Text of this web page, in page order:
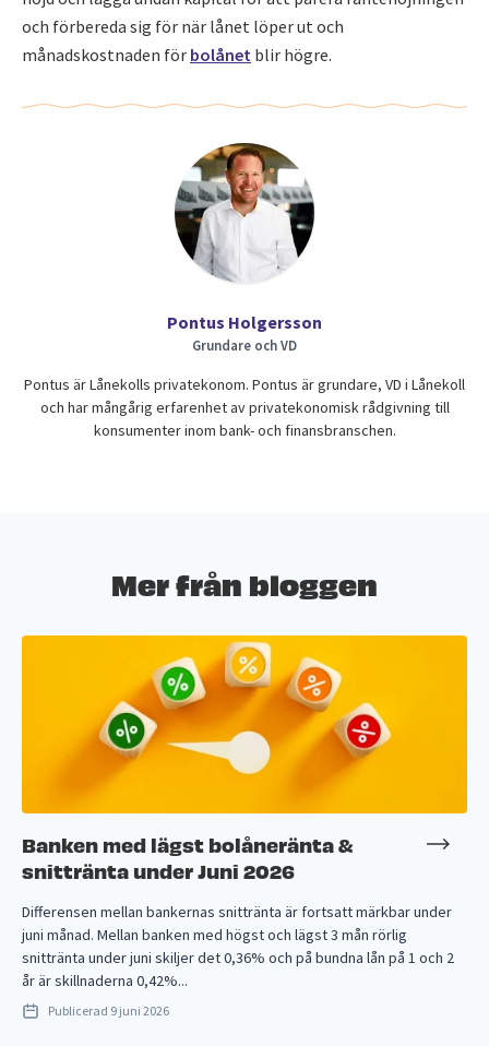
och förbereda sig för när lånet löper ut och
månadskostnaden för bolånet blir högre.
Pontus Holgersson
Grundare och VD
Pontus är Lånekolls privatekonom. Pontus är grundare, VD i Lånekoll
och har mångårig erfarenhet av privatekonomisk rådgivning till
konsumenter inom bank- och finansbranschen.
Mer från bloggen
Banken med lägst bolåneränta &
snittränta under Juni 2026
Differensen mellan bankernas snittränta är fortsatt märkbar under
juni månad. Mellan banken med högst och lägst 3 mån rörlig
snittränta under juni skiljer det 0,36% och på bundna lån på 1 och 2
år är skillnaderna 0,42%...
Publicerad 9 juni 2026